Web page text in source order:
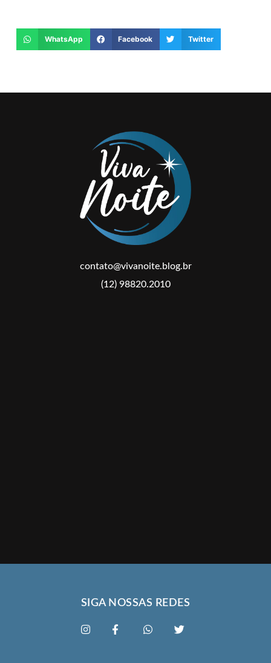
WhatsApp Facebook Twitter
contato@vivanoite.blog.br
(12) 98820.2010
SIGA NOSSAS REDES